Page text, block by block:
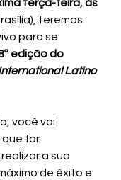
terça-feira, às
teremos
para se
edição do
Latino
você vai
for
a sua
de êxito e